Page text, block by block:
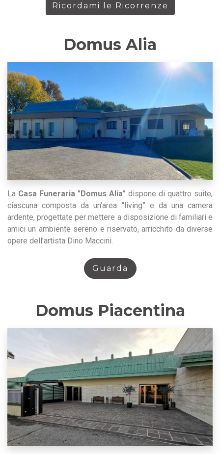
Ricordami le Ricorrenze
Domus Alia
La Casa Funeraria "Domus Alia" dispone di quattro suite,
ciascuna composta da un’area “living” e da una camera
ardente, progettate per mettere a disposizione di familiari e
amici un ambiente sereno e riservato, arricchito da diverse
opere dell’artista Dino Maccini.
Guarda
Domus Piacentina